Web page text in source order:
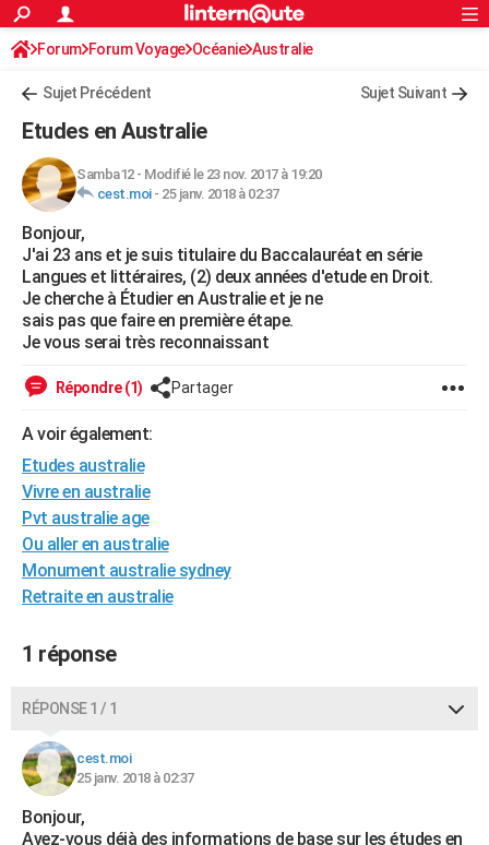
ACTUALITÉS
Politique
Société
Faits Divers
Education
Monde
Villes
+
FINANCE
Retraite
Impôts
Epargne
Immobilier
Risques naturels par ville
Banque
Assurance
Crédit
AUTO
Essais
Réserver un essai
Citadines
Berlines
SUV
Forum auto
+HIGH-TECH
Mobiles
Meilleur smartphone
Internet
Ordinateurs
Jeux vidéo
Guide high-tech
+BRICOLAGE
Forum
Aménagement intérieur
Extérieur
Cuisine
Salle de bains
Jardinage
Rangement
WEEK-END
Guides de France
Escapades
Patrimoine
Expositions
Musées
Week-end nature
LIFESTYLE
SANTE
Alimentation
Guide de la santé
Maladies
Médicaments
Sommeil
VOYAGE
Destinations
City break
Voyage nature
Voyage de noces
Forum
Climat
+PHOTO
GUIDES D'ACHAT
BONS PLANS
CARTE DE VOEUX
COPAINS D'AVANT
S'inscrire
Se connecter
Lycées
Collèges
Primaires
Universités
Entreprises
Service militaire
Avis de recherche
AVIS DE DÉCÈS
S'inscrire
Connexion
Forum Forum Voyage Océanie Australie
Sujet Précédent Sujet Suivant
Etudes en Australie
Samba12- Modifié le 23 nov. 2017 à 19:20
cest.moi- 25 janv. 2018 à 02:37
Bonjour,
J'ai 23 ans et je suis titulaire du Baccalauréat en série
Langues et littéraires, (2) deux années d'etude en Droit.
Je cherche à Étudier en Australie et je ne
sais pas que faire en première étape.
Je vous serai très reconnaissant
Répondre (1) Partager
A voir également:
Etudes australie
Vivre en australie
Pvt australie age
Ou aller en australie
Monument australie sydney
Retraite en australie
1 réponse
RÉPONSE 1 / 1
cest.moi
25 janv. 2018 à 02:37
Bonjour,
Avez-vous déjà des informations de base sur les études en